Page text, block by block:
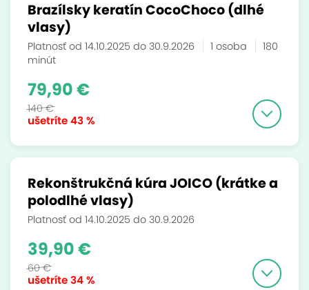
Brazílsky keratín CocoChoco (dlhé
vlasy)
Platnosť od 14.10.2025 do 30.9.2026 1 osoba
180
minút
ušetríte43 %
79,90 €
140 €
Rekonštrukčná kúra JOICO (krátke a
polodlhé vlasy)
Platnosť od 14.10.2025 do 30.9.2026
ušetríte34 %
39,90 €
60 €